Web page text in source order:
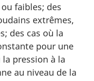
faibles; des
extrêmes,
des cas où la
pour une
pression à la
au niveau de la